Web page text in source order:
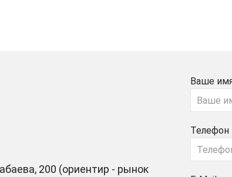
200 (ориентир - рынок
Ваше
Телефон